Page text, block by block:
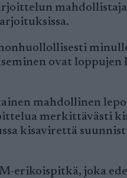
ovat
mahdollinen
merkittävästi
kisavirettä
erikoispitkä, joka